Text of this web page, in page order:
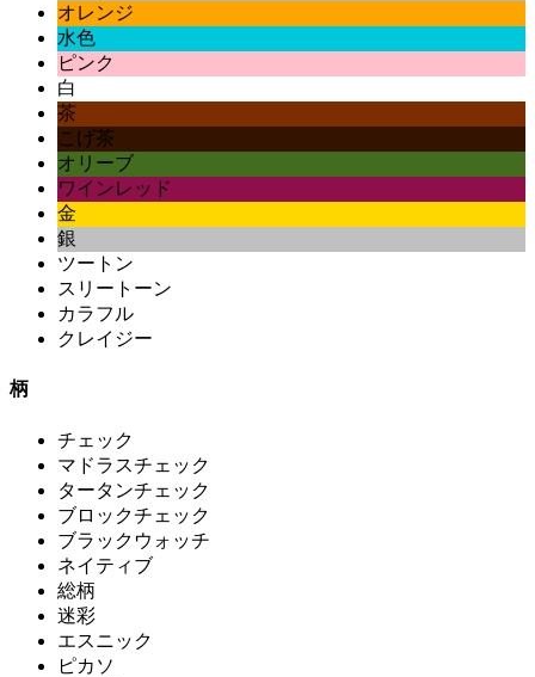
オレンジ
水色
ピンク
白
茶
こげ茶
オリーブ
ワインレッド
金
銀
ツートン
スリートーン
カラフル
クレイジー
柄
チェック
マドラスチェック
タータンチェック
ブロックチェック
ブラックウォッチ
ネイティブ
総柄
迷彩
エスニック
ピカソ